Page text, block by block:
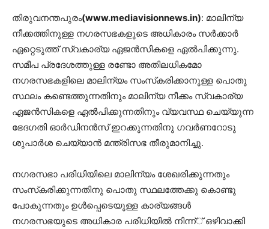
തിരുവനന്തപുരം(www.mediavisionnews.in): മാലിന്യ
നീക്കത്തിനുള്ള നഗരസഭകളുടെ അധികാരം സര്‍ക്കാര്‍
ഏറ്റെടുത്ത് സ്വകാര്യ ഏജന്‍സികളെ ഏല്‍പിക്കുന്നു.
സമീപ പ്രദേശത്തുള്ള രണ്ടോ അതിലധികമോ
നഗരസഭകളിലെ മാലിന്യം സംസ്‌കരിക്കാനുള്ള പൊതു
സ്ഥലം കണ്ടെത്തുന്നതിനും മാലിന്യ നീക്കം സ്വകാര്യ
ഏജന്‍സികളെ ഏല്‍പിക്കുന്നതിനും വ്യവസ്ഥ ചെയ്യുന്ന
ഭേദഗതി ഓര്‍ഡിനന്‍സ് ഇറക്കുന്നതിനു ഗവര്‍ണറോടു
ശുപാര്‍ശ ചെയ്യാന്‍ മന്ത്രിസഭ തീരുമാനിച്ചു.
നഗരസഭാ പരിധിയിലെ മാലിന്യം ശേഖരിക്കുന്നതും
സംസ്‌കരിക്കുന്നതിനു പൊതു സ്ഥലത്തേക്കു കൊണ്ടു
പോകുന്നതും ഉള്‍പ്പെടെയുള്ള കാര്യങ്ങള്‍
നഗരസഭയുടെ അധികാര പരിധിയില്‍ നിന്ന്് ഒഴിവാക്കി